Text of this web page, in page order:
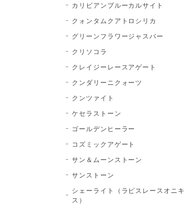
カリビアンブルーカルサイト
クォンタムクアトロシリカ
グリーンフラワージャスパー
クリソコラ
クレイジーレースアゲート
クンダリーニクォーツ
クンツァイト
ケセラストーン
ゴールデンヒーラー
コズミックアゲート
サン＆ムーンストーン
サンストーン
シェーライト（ラピスレースオニキ
ス）